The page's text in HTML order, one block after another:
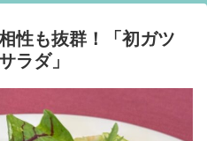
性も抜群！「初ガツ
ラダ」